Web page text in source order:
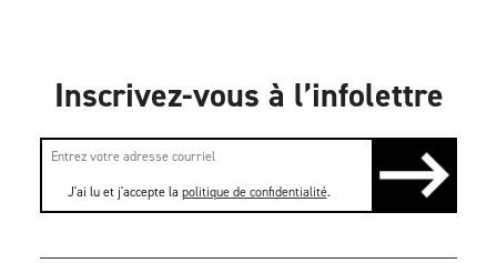
Inscrivez-vous à l’infolettre
J'ai lu et j'accepte la politique de confidentialité.